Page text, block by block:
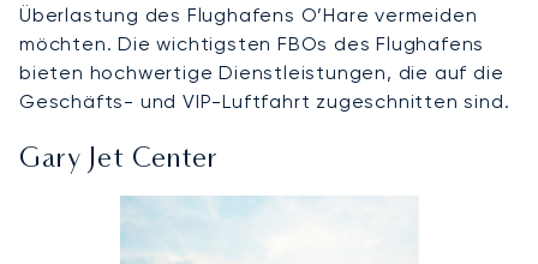
Überlastung des Flughafens O’Hare vermeiden
möchten. Die wichtigsten FBOs des Flughafens
bieten hochwertige Dienstleistungen, die auf die
Geschäfts- und VIP-Luftfahrt zugeschnitten sind.
Gary Jet Center